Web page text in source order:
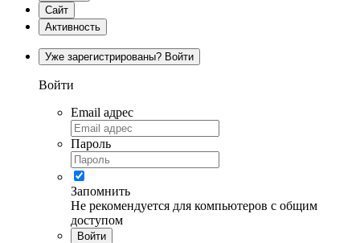
Сайт
Активность
Уже зарегистрированы? Войти
Войти
Email адрес
Пароль
Запомнить
Не рекомендуется для компьютеров с общим
доступом
Войти